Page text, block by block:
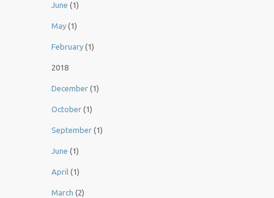
June (1)
May (1)
February (1)
2018
December (1)
October (1)
September (1)
June (1)
April (1)
March (2)